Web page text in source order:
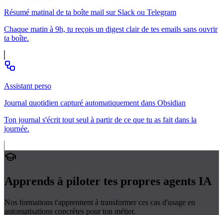
Résumé matinal de ta boîte mail sur Slack ou Telegram
Chaque matin à 9h, tu reçois un digest clair de tes emails sans ouvrir
ta boîte.
Assistant perso
Journal quotidien capturé automatiquement dans Obsidian
Ton journal s'écrit tout seul à partir de ce que tu as fait dans la
journée.
Apprends à piloter tes propres agents IA
Nos formations t'apprennent à transformer ces cas d'usage en
automatisations concrètes pour ton métier.